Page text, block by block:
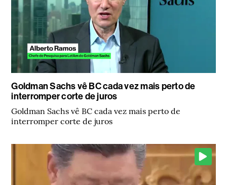
Goldman Sachs vê BC cada vez mais perto de
interromper corte de juros
Goldman Sachs vê BC cada vez mais perto de
interromper corte de juros